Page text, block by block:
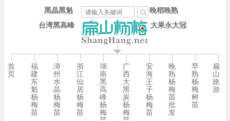
台湾黑高峰
晚稻晚熟
大果永大冠
黑晶黑魁
首
页
福
建
东
魁
杨
梅
苗
漳
州
水
晶
杨
梅
苗
浙
江
仙
居
杨
梅
苗
湖
南
黑
高
峰
杨
梅
广
西
大
黑
炭
杨
梅
安
海
王
子
杨
梅
苗
晚
熟
杨
梅
苗
批
发
早
熟
杨
梅
树
苗
扁
山
旅
游